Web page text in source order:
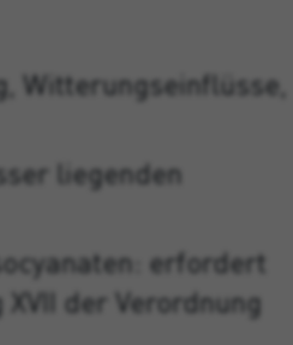
Witterungseinflüsse,
liegenden
erfordert
der Verordnung